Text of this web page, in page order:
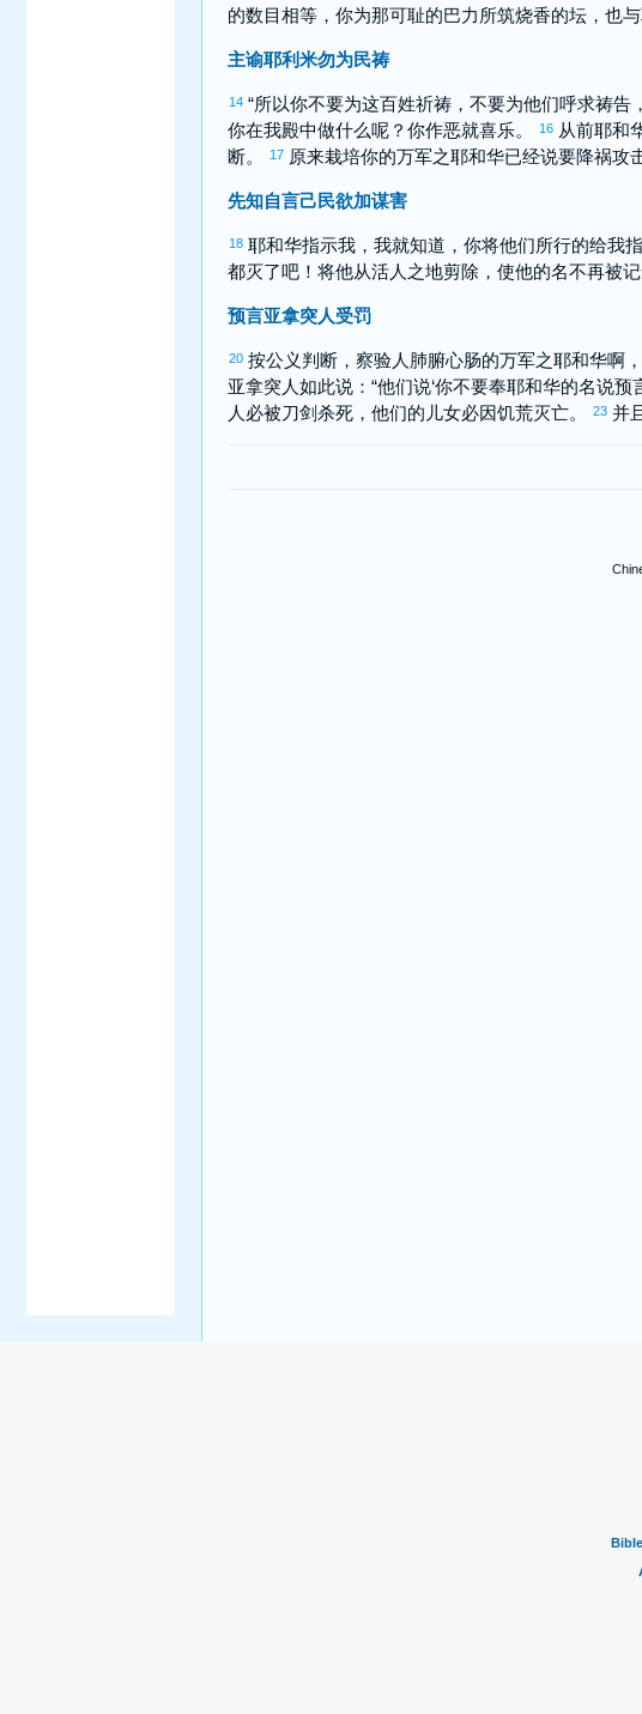
的数目相等，你为那可耻的巴力 所筑烧香的坛，也与
主谕耶利米勿为民祷
14 “所以你不要为这百姓祈祷，不要为他们呼求祷
你在我殿中做什么呢？你作恶就喜乐。
16 从前耶和
断。
17 原来栽培你的万军之耶和华已经说要降祸攻
先知自言己民欲加谋害
18 耶和华指示我，我就知道，你将他们所行的给我
都灭了吧！将他从活人之地剪除，使他的名不再被记
预言亚拿突人受罚
20 按公义判断，察验人肺腑心肠的万军之耶和华啊
亚拿突人如此说：“他们说‘你不要奉耶和华的名说预
人必被刀剑杀死，他们的儿女必因饥荒灭亡。
23 并